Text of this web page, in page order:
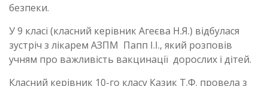
безпеки.
У 9 класі (класний керівник Агеєва Н.Я.) відбулася
зустріч з лікарем АЗПМ Папп І.І., який розповів
учням про важливість вакцинації дорослих і дітей.
Класний керівник 10-го класу Казик Т.Ф. провела з